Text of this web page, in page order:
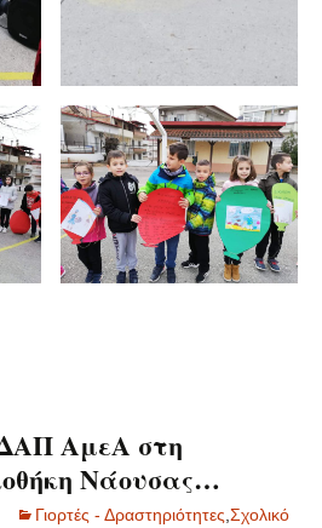
ΑμεΑ στη
Νάουσας…
Γιορτές - Δραστηριότητες Σχολικό